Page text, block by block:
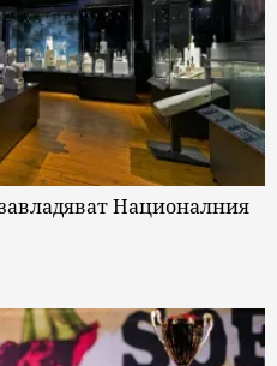
Националния